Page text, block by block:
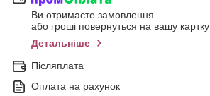
Ви отримаєте замовлення
або гроші повернуться на вашу картку
Детальніше
Післяплата
Оплата на рахунок